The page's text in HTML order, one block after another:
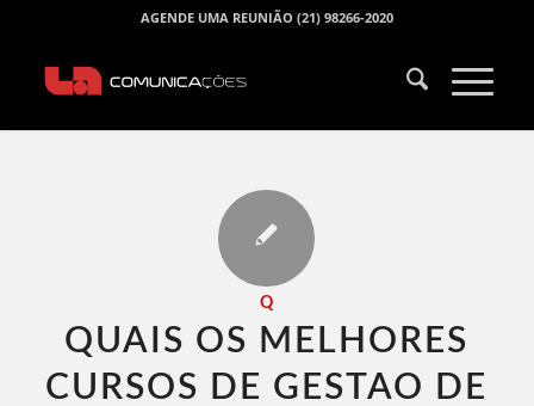
AGENDE UMA REUNIÃO (21) 98266-2020
Q
QUAIS OS MELHORES
CURSOS DE GESTAO DE